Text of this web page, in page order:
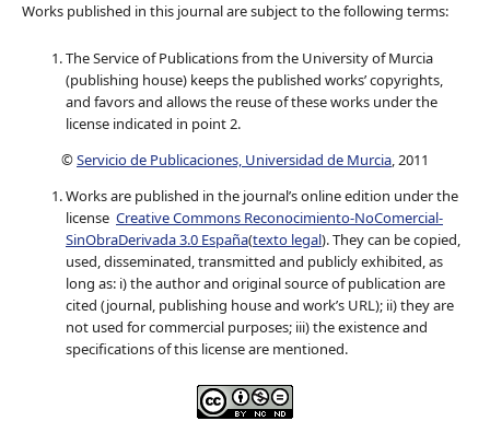
Works published in this journal are subject to the following terms:
The Service of Publications from the University of Murcia
(publishing house) keeps the published works’ copyrights,
and favors and allows the reuse of these works under the
license indicated in point 2.
©Servicio de Publicaciones, Universidad de Murcia, 2011
Works are published in the journal’s online edition under the
license Creative Commons Reconocimiento-NoComercial-
SinObraDerivada 3.0 España(texto legal). They can be copied,
used, disseminated, transmitted and publicly exhibited, as
long as: i) the author and original source of publication are
cited (journal, publishing house and work’s URL); ii) they are
not used for commercial purposes; iii) the existence and
specifications of this license are mentioned.